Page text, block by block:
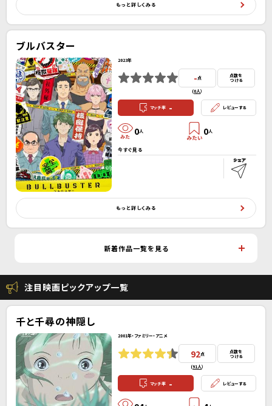
もっと詳しくみる
ブルバスター
2023年
-点
(0人）
点数を
つける
マッチ率 - レビューする
0人 0人
今すぐ見る
もっと詳しくみる
新着作品一覧を見る
注目映画ピックアップ一覧
千と千尋の神隠し
2001年・ファミリー・アニメ
92点
(91人）
点数を
つける
マッチ率 - レビューする